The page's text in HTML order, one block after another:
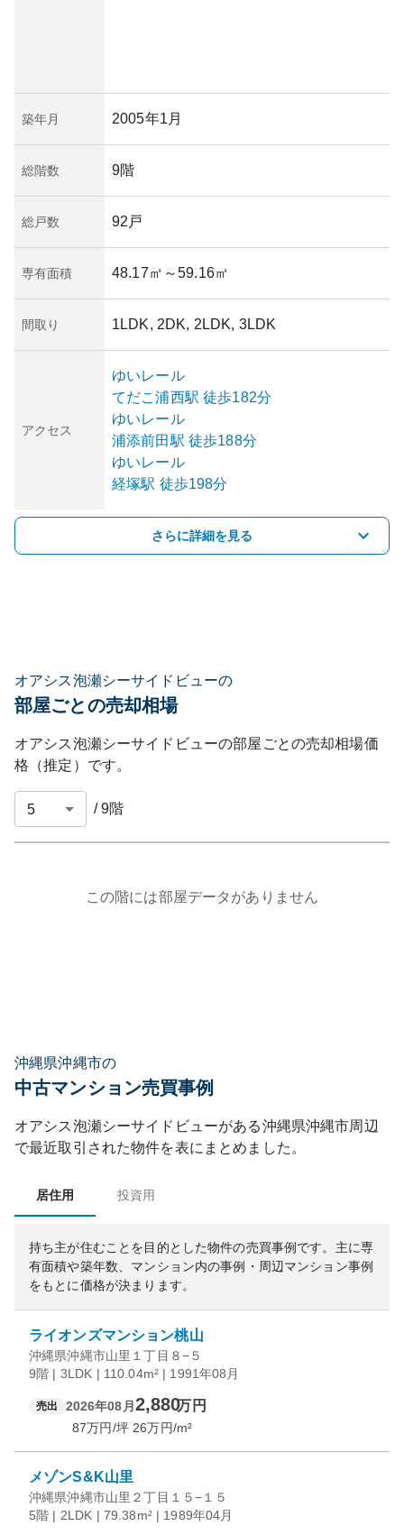
築年月 2005年1月
総階数 9階
総戸数 92戸
専有面積 48.17㎡ ～59.16㎡
間取り 1LDK, 2DK, 2LDK, 3LDK
アクセス
ゆいレール
てだこ浦西駅 徒歩182分
ゆいレール
浦添前田 駅 徒歩188分
ゆいレール
経塚駅 徒歩198分
さらに詳細を見る
オアシス泡瀬シーサイドビューの
部屋ごとの売却相場
オアシス泡瀬シーサイドビューの部屋ごとの売却相場価
格（推定）です。
/9階
この階には部屋データがありません
沖縄県沖縄市の
中古マンション売買事例
オアシス泡瀬シーサイドビューがある沖縄県沖縄市周辺
で最近取引された物件を表にまとめました。
居住用 投資用
持ち主が住むことを目的とした物件の売買事例です。 主に専
有面積や築年数、マンション内の事例・周辺マンション事例
をもとに価格が決まります。
ライオンズマンション桃山
沖縄県沖縄市山里１丁目８−５
9階 | 3LDK | 110.04m² | 1991年08月
売出 2026年08月 2,880万円
87万円/坪 26万円/m²
メゾンS&K山里
沖縄県沖縄市山里２丁目１５−１５
5階 | 2LDK | 79.38m² | 1989年04月